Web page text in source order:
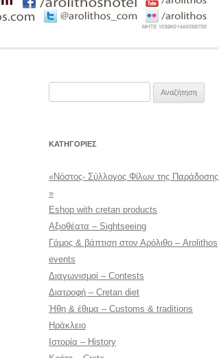
KΑΤΗΓΟΡΊΕΣ
«Νόστος- Σύλλογος Φίλων της Παράδοσης
»
Eshop with cretan products
Αξιοθέατα – Sightseeing
Γάμος & βάπτιση στον Αρόλιθο – Arolithos
events
Διαγωνισμοί – Contests
Διατροφή – Cretan diet
Ήθη & έθιμα – Customs & traditions
Ηράκλειο
Ιστορία – History